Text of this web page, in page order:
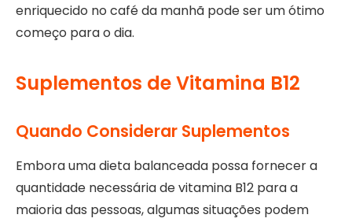
enriquecido no café da manhã pode ser um ótimo
começo para o dia.
Suplementos de Vitamina B12
Quando Considerar Suplementos
Embora uma dieta balanceada possa fornecer a
quantidade necessária de vitamina B12 para a
maioria das pessoas, algumas situações podem